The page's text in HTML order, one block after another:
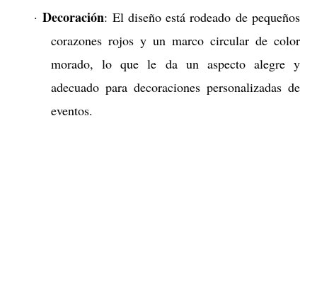
· Decoración: El diseño está rodeado de pequeños
corazones rojos y un marco circular de color
morado, lo que le da un aspecto alegre y
adecuado para decoraciones personalizadas de
eventos.